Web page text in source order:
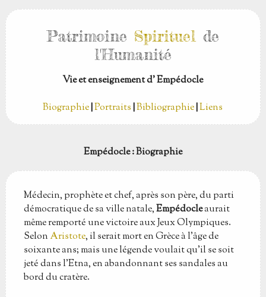
Patrimoine Spirituel de
l'Humanité
Vie et enseignement d' Empédocle
Biographie|Portraits|Bibliographie|Liens
Empédocle: Biographie
Médecin, prophète et chef, après son père, du parti
démocratique de sa ville natale,Empédocleaurait
même remporté une victoire aux Jeux Olympiques.
Selon Aristote, il serait mort en Grèce à l'âge de
soixante ans; mais une légende voulait qu'il se soit
jeté dans l'Etna, en abandonnant ses sandales au
bord du cratère.